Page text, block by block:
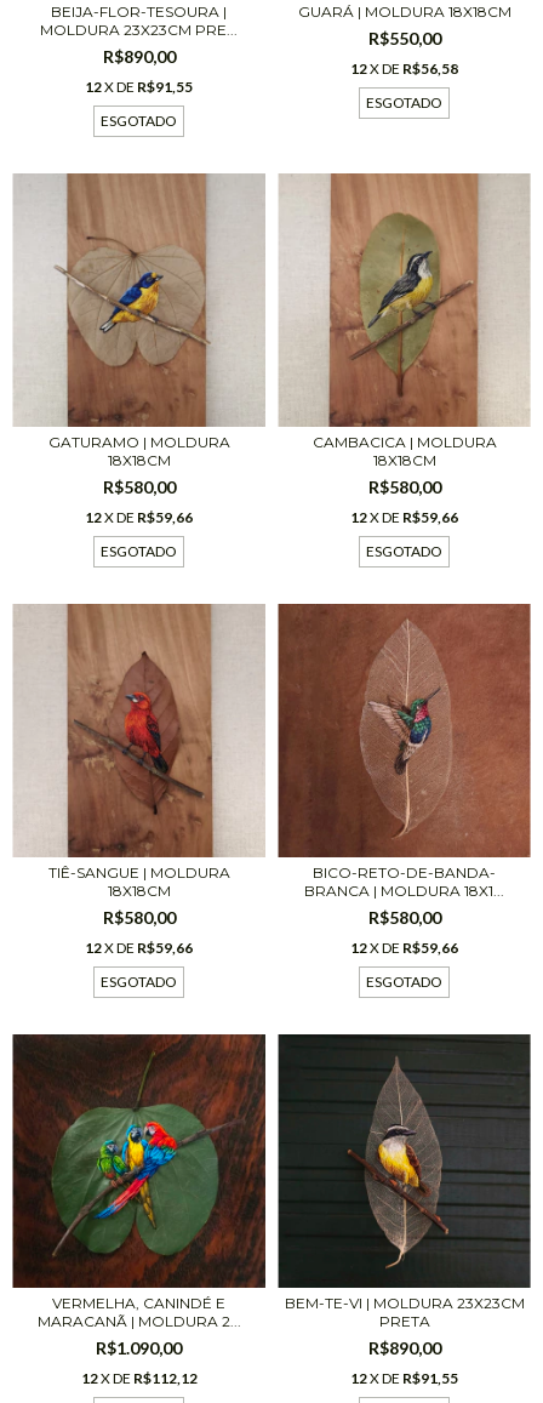
BEIJA-FLOR-TESOURA |
MOLDURA 23X23CM PRE...
R$890,00
12X DE R$91,55
ESGOTADO
GUARÁ | MOLDURA 18X18CM
R$550,00
12X DE R$56,58
ESGOTADO
GATURAMO | MOLDURA
18X18CM
R$580,00
12X DE R$59,66
ESGOTADO
CAMBACICA | MOLDURA
18X18CM
R$580,00
12X DE R$59,66
ESGOTADO
TIÊ-SANGUE | MOLDURA
18X18CM
R$580,00
12X DE R$59,66
ESGOTADO
BICO-RETO-DE-BANDA-
BRANCA | MOLDURA 18X1...
R$580,00
12X DE R$59,66
ESGOTADO
VERMELHA, CANINDÉ E
MARACANÃ | MOLDURA 2...
R$1.090,00
12X DE R$112,12
BEM-TE-VI | MOLDURA 23X23CM
PRETA
R$890,00
12X DE R$91,55